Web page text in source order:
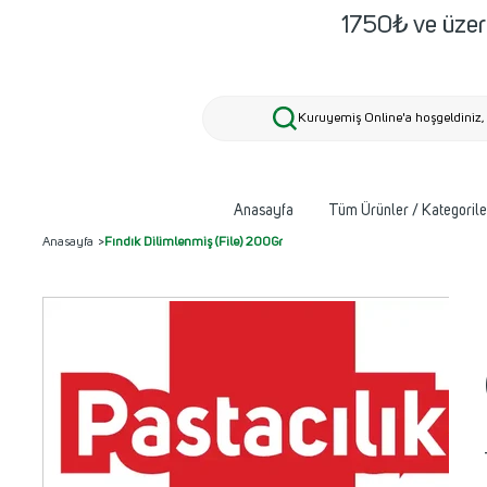
1750₺ ve
Kuruyemiş Online'a hoşgeldiniz,
Anasayfa Tüm Ürünler /
Anasayfa >Fındık Dilimlenmiş (File) 200Gr